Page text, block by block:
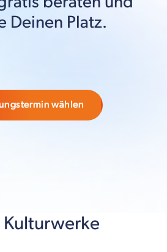
Deinen Platz.
wählen
Kulturwerke